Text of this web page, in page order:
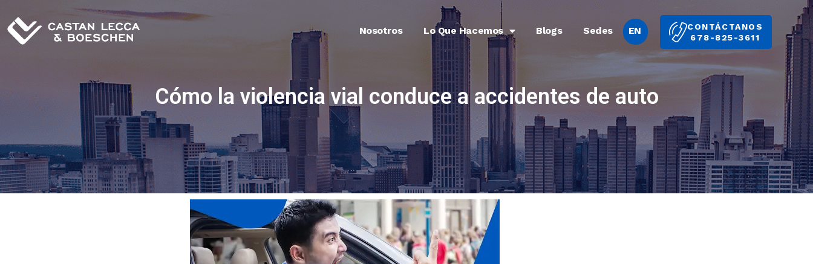
Nosotros Lo Que Hacemos Blogs Sedes EN
CONTÁCTANOS
678-825-3611
Cómo la violencia vial conduce a accidentes de auto